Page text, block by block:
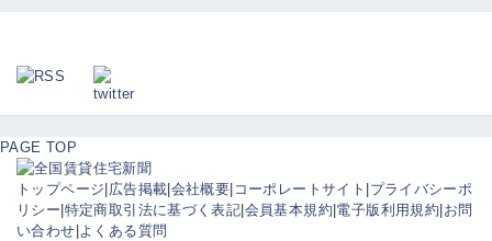
PAGE TOP
トップページ|広告掲載|会社概要| コーポレートサイト |プライバシーポ
リシー|特定商取引法に基づく表記|会員基本規約|電子版利用規約|お問
い合わせ|よくある質問